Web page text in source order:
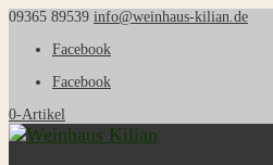
09365 89539 info@weinhaus-kilian.de
Facebook
Facebook
0-Artikel